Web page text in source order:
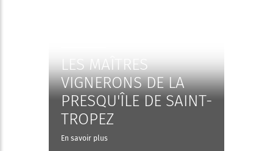
LES MAÎTRES
VIGNERONS DE LA
PRESQU'ÎLE DE SAINT-
TROPEZ
En savoir plus